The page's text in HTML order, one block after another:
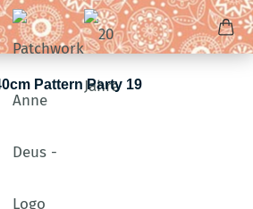
Pattern Party 19